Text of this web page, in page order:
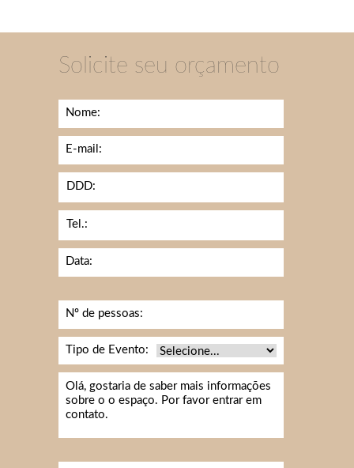
Solicite seu orçamento
Nome:
E-mail:
DDD:
Tel.:
Data:
Nº de pessoas:
Tipo de Evento: